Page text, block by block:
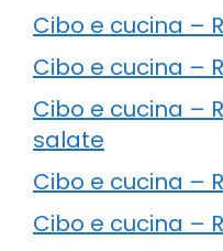
Cibo e cucina –
Cibo e cucina –
Cibo e cucina –
salate
Cibo e cucina –
Cibo e cucina –